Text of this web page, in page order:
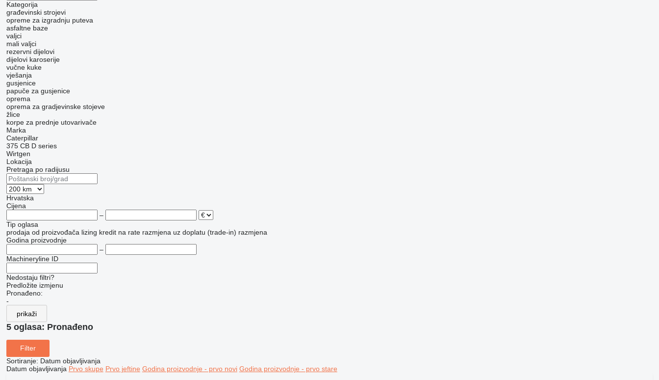
Kategorija
građevinski strojevi
opreme za izgradnju puteva
asfaltne baze
valjci
mali valjci
rezervni dijelovi
dijelovi karoserije
vučne kuke
vješanja
gusjenice
papuče za gusjenice
oprema
oprema za gradjevinske stojeve
žlice
korpe za prednje utovarivače
Marka
Caterpillar
375 CB D series
Wirtgen
Lokacija
Pretraga po radijusu
Hrvatska
Cijena
–
Tip oglasa
prodaja od proizvođača lizing kredit na rate razmjena uz doplatu (trade-in) razmjena
Godina proizvodnje
–
Machineryline ID
Nedostaju filtri?
Predložite izmjenu
Pronađeno:
-
prikaži
5 oglasa: Pronađeno
Filter
Sortiranje: Datum objavljivanja
Datum objavljivanja Prvo skupe Prvo jeftine Godina proizvodnje - prvo novi Godina proizvodnje - prvo stare